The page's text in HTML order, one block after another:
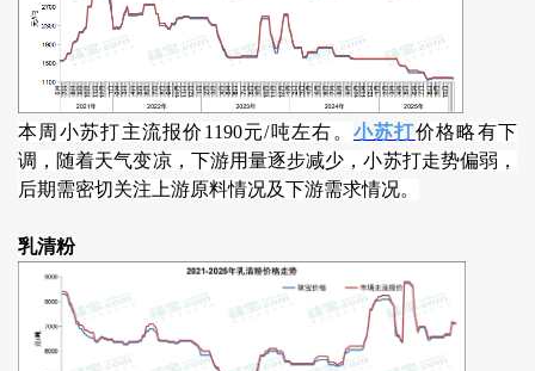
本周小苏打主流报价1190元/吨左右。 小苏打价格略有下
调，随着天气变凉，下游用量逐步减少，小苏打走势偏弱，
后期需密切关注上游原料情况及下游需求情况。
乳清粉